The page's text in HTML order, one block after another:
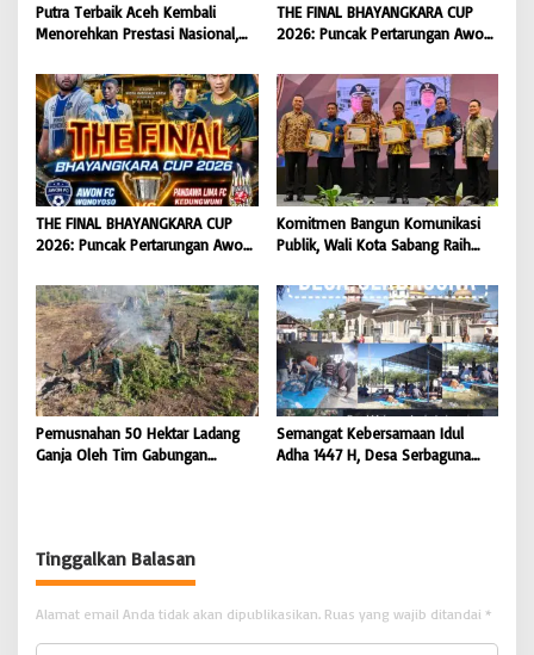
Putra Terbaik Aceh Kembali
Menorehkan Prestasi Nasional,
Dipromosikan Menjadi
Koordinator JAM Pidum
Kejaksaan Agung RI |
BONGKAR’Perkara.com
THE FINAL BHAYANGKARA CUP
2026: Puncak Pertarungan Awon
FC Kedungwuni, Siap
Mengguncang Stadion Widya
Manggala Krida
THE FINAL BHAYANGKARA CUP
2026: Puncak Pertarungan Awon
FC Kedungwuni, Siap
Mengguncang Stadion Widya
Manggala Krida
Komitmen Bangun Komunikasi
Publik, Wali Kota Sabang Raih
BONGKAR’Perkara.com
Pemusnahan 50 Hektar Ladang
Ganja Oleh Tim Gabungan
Semangat Kebersamaan Idul
Adha 1447 H, Desa Serbaguna
Tinggalkan Balasan
Alamat email Anda tidak akan dipublikasikan. Ruas yang wajib ditandai *